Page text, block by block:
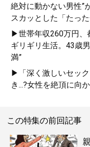
絶対に動かない男性”
スカッとした「たった
▶世帯年収260万円、
ギリギリ生活。43歳
満”
▶「深く激しいセック
き...?女性を絶頂に向
この特集の前回記事